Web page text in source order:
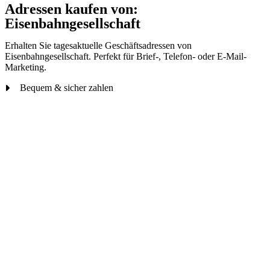
Adressen kaufen von:
Eisenbahngesellschaft
Erhalten Sie tagesaktuelle Geschäftsadressen von
Eisenbahngesellschaft. Perfekt für Brief-, Telefon- oder E-Mail-
Marketing.
Bequem & sicher zahlen